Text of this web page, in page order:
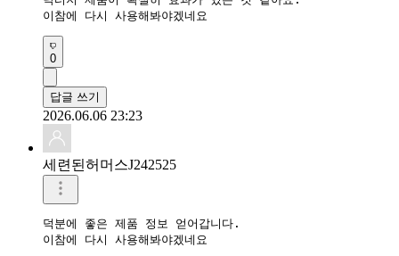
이참에 다시 사용해봐야겠네요
0
답글 쓰기
2026.06.06 23:23
세련된허머스J242525
덕분에 좋은 제품 정보 얻어갑니다.
이참에 다시 사용해봐야겠네요